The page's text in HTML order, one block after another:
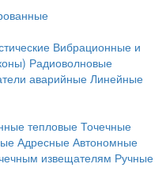
Вибрационные и
Радиоволновые
аварийные Линейные
тепловые Точечные
Адресные Автономные
извещателям Ручные